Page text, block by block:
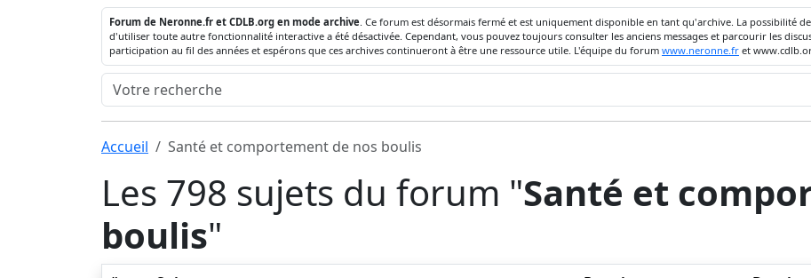
Forum de Neronne.fr et CDLB.org en mode archive. Ce forum est désormais fermé et est uniquement disponible en tant qu'archive. La possibilité
d'utiliser toute autre fonctionnalité interactive a été désactivée. Cependant, vous pouvez toujours consulter les anciens messages et parcourir les
participation au fil des années et espérons que ces archives continueront à être une ressource utile. L'équipe du forum www.neronne.fr et
Accueil Santé et comportement de nos boulis
Les 798 sujets du forum "Santé et
boulis"